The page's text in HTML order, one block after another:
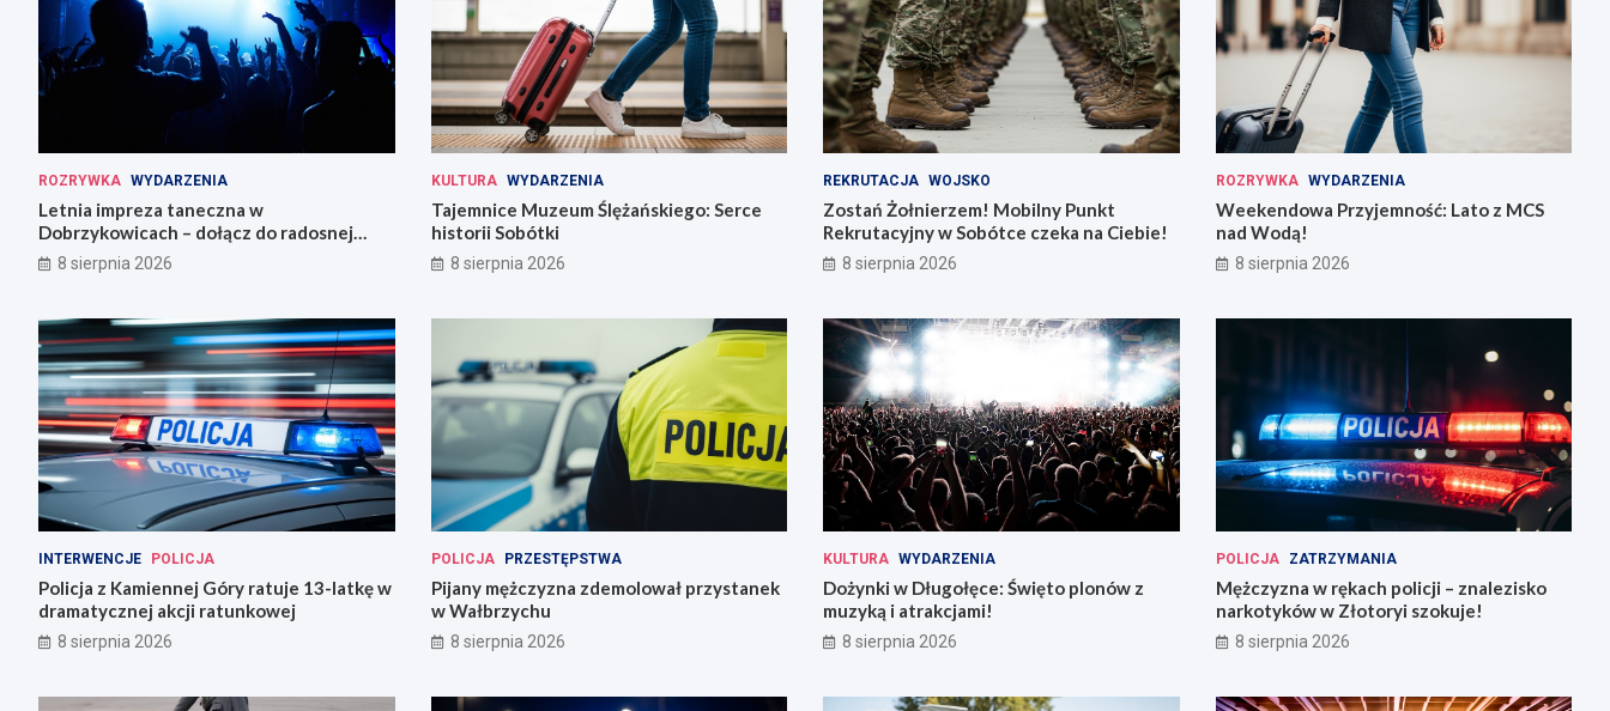
ROZRYWKA WYDARZENIA
Letnia impreza taneczna w
Dobrzykowicach – dołącz do radosnej
fety!8 sierpnia 2026
KULTURA WYDARZENIA
Tajemnice Muzeum Ślężańskiego: Serce
historii Sobótki
8 sierpnia 2026
REKRUTACJA WOJSKO
Zostań Żołnierzem! Mobilny Punkt
Rekrutacyjny w Sobótce czeka na Ciebie!
8 sierpnia 2026
ROZRYWKA WYDARZENIA
Weekendowa Przyjemność: Lato z MCS
nad Wodą!
8 sierpnia 2026
INTERWENCJE POLICJA
Policja z Kamiennej Góry ratuje 13-latkę w
dramatycznej akcji ratunkowej
8 sierpnia 2026
POLICJA PRZESTĘPSTWA
Pijany mężczyzna zdemolował przystanek
w Wałbrzychu
8 sierpnia 2026
KULTURA WYDARZENIA
Dożynki w Długołęce: Święto plonów z
muzyką i atrakcjami!
8 sierpnia 2026
POLICJA ZATRZYMANIA
Mężczyzna w rękach policji – znalezisko
narkotyków w Złotoryi szokuje!
8 sierpnia 2026